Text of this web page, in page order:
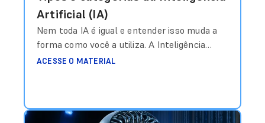
Artificial (IA)
Nem toda IA é igual e entender isso muda a
forma como você a utiliza. A Inteligência
Artificial (IA) está em todo lugar, mas nem
genérico, suas arquiteturas e limites são
ACESSE O MATERIAL